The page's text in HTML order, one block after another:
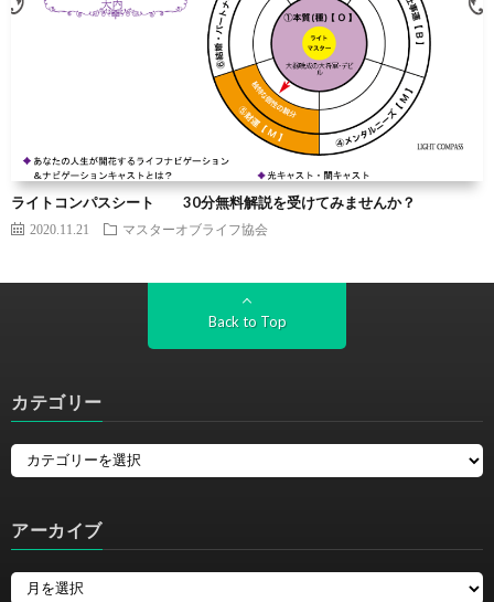
ライトコンパスシート 30分無料解説を受けてみませんか？
2020.11.21 マスターオブライフ協会
Back to Top
カテゴリー
アーカイブ